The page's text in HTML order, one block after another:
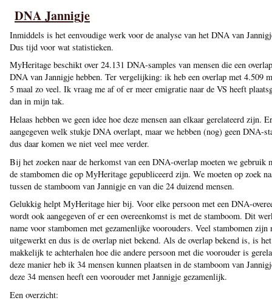
DNA Jannigje
Inmiddels is het eenvoudige werk voor de analyse van het DNA van
Dus tijd voor wat statistieken.
MyHeritage beschikt over 24.131 DNA-samples van mensen die een
DNA van Jannigje hebben. Ter vergelijking: ik heb een overlap met 4.509
5 maal zo veel. Ik vraag me af of er meer emigratie naar de VS heeft
dan in mijn tak.
Helaas hebben we geen idee hoe deze mensen aan elkaar gerelateerd zijn.
aangegeven welk stukje DNA overlapt, maar we hebben (nog) geen DNA-
dus daar komen we niet veel mee verder.
Bij het zoeken naar de herkomst van een DNA-overlap moeten we gebruik
de stambomen die op MyHeritage gepubliceerd zijn. We moeten op zoek
tussen de stamboom van Jannigje en van die 24 duizend mensen.
Gelukkig helpt MyHeritage hier bij. Voor elke persoon met een DNA-
wordt ook aangegeven of er een overeenkomst is met de stamboom. Dit
name voor stambomen met gezamenlijke voorouders. Veel stambomen zijn
uitgewerkt en dus is de overlap niet bekend. Als de overlap bekend is, is
makkelijk te achterhalen hoe die andere persoon met die voorouder is
deze manier heb ik 34 mensen kunnen plaatsen in de stamboom van
deze 34 mensen heeft een voorouder met Jannigje gezamenlijk.
Een overzicht: